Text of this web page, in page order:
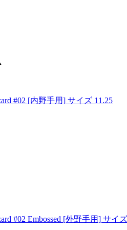
#02 [内野手用] サイズ 11.25
#02 Embossed [外野手用] サイ